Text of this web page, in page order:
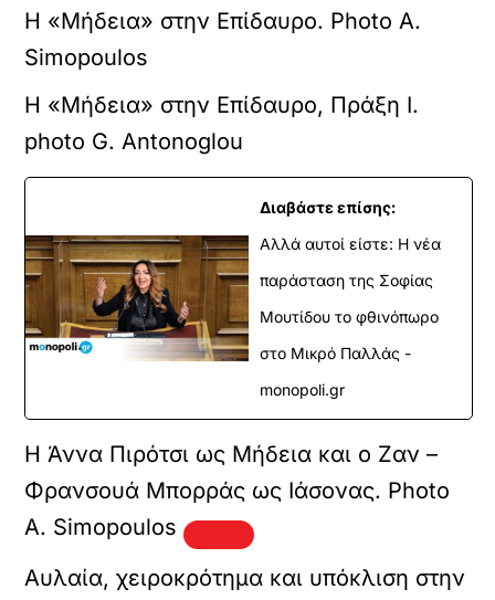
Η «Μήδεια» στην Επίδαυρο. Photo A.
Simopoulos
Η «Μήδεια» στην Επίδαυρο, Πράξη I.
photo G. Antonoglou
Διαβάστε επίσης:
Αλλά αυτοί είστε: Η νέα
παράσταση της Σοφίας
Μουτίδου το φθινόπωρο
στο Μικρό Παλλάς -
monopoli.gr
Η Άννα Πιρότσι ως Μήδεια και ο Ζαν –
Φρανσουά Μπορράς ως Ιάσονας. Photo
A. Simopoulos
Αυλαία, χειροκρότημα και υπόκλιση στην